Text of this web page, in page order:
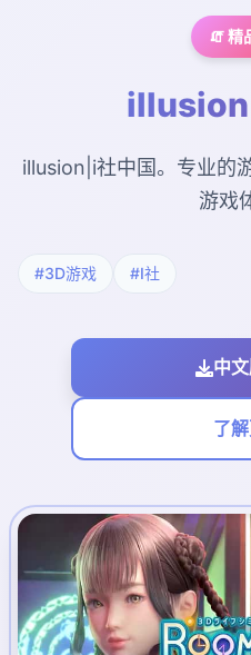
🧯 精
illusion|i社中国。专业的
游戏
#3D游戏 #I社
中
了